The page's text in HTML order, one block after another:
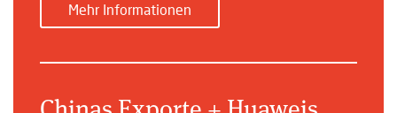
Mehr Informationen